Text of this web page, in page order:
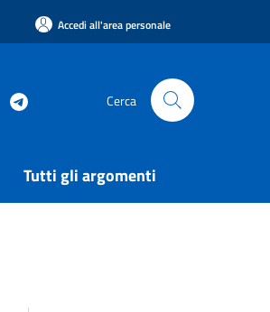
Accedi all'area personale
Cerca
Tutti gli argomenti